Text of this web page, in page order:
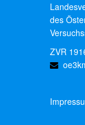
des
ZVR